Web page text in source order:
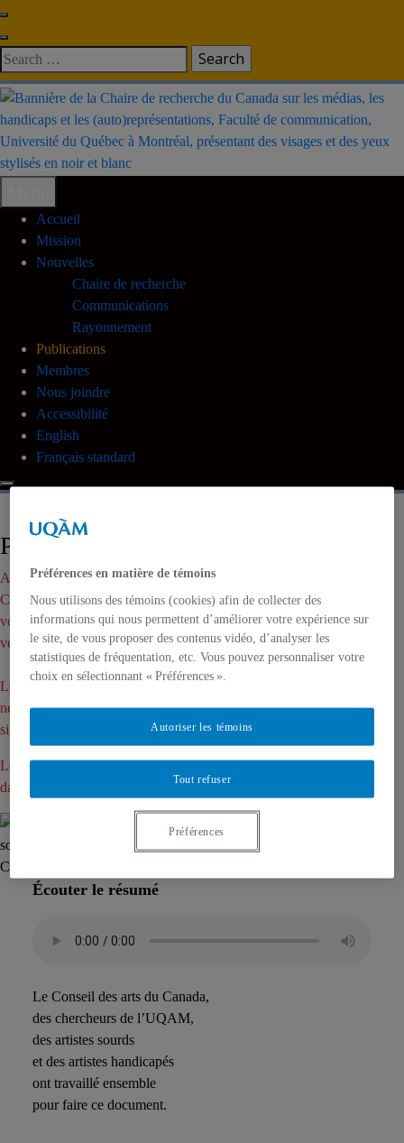
to
content
Search
for:
Accueil
Mission
Nouvelles
Chaire de recherche
Communications
Rayonnement
Publications
Membres
Nous joindre
Accessibilité
English
Français standard
Publications
Attention !
Certains liens
vous amènent
vers d’autres sites web.
Les autres sites web
ne sont pas toujours
simples à lire.
Les liens s’ouvriront
dans un nouvel onglet.
Écouter le résumé
Le Conseil des arts du Canada,
des chercheurs de l’UQAM,
des artistes sourds
et des artistes handicapés
ont travaillé ensemble
pour faire ce document.
Préférences en matière de témoins
Nous utilisons des témoins (cookies) afin de collecter des
informations qui nous permettent d’améliorer votre expérience sur
le site, de vous proposer des contenus vidéo, d’analyser les
statistiques de fréquentation, etc. Vous pouvez personnaliser votre
choix en sélectionnant « Préférences ».
Tout refuser
Autoriser les témoins
Préférences